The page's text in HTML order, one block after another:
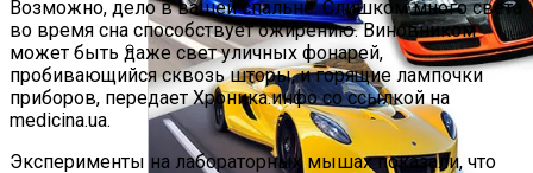
Названы Даты Встречи Зеленского И
Трампа
Возможно, дело в вашей спальне. Слишком много света
во время сна способствует ожирению. Виновником
может быть даже свет уличных фонарей,
пробивающийся сквозь шторы, и горящие лампочки
приборов, передает Хроника.инфо со ссылкой на
medicina.ua.
Эксперименты на лабораторных мышах показали, что